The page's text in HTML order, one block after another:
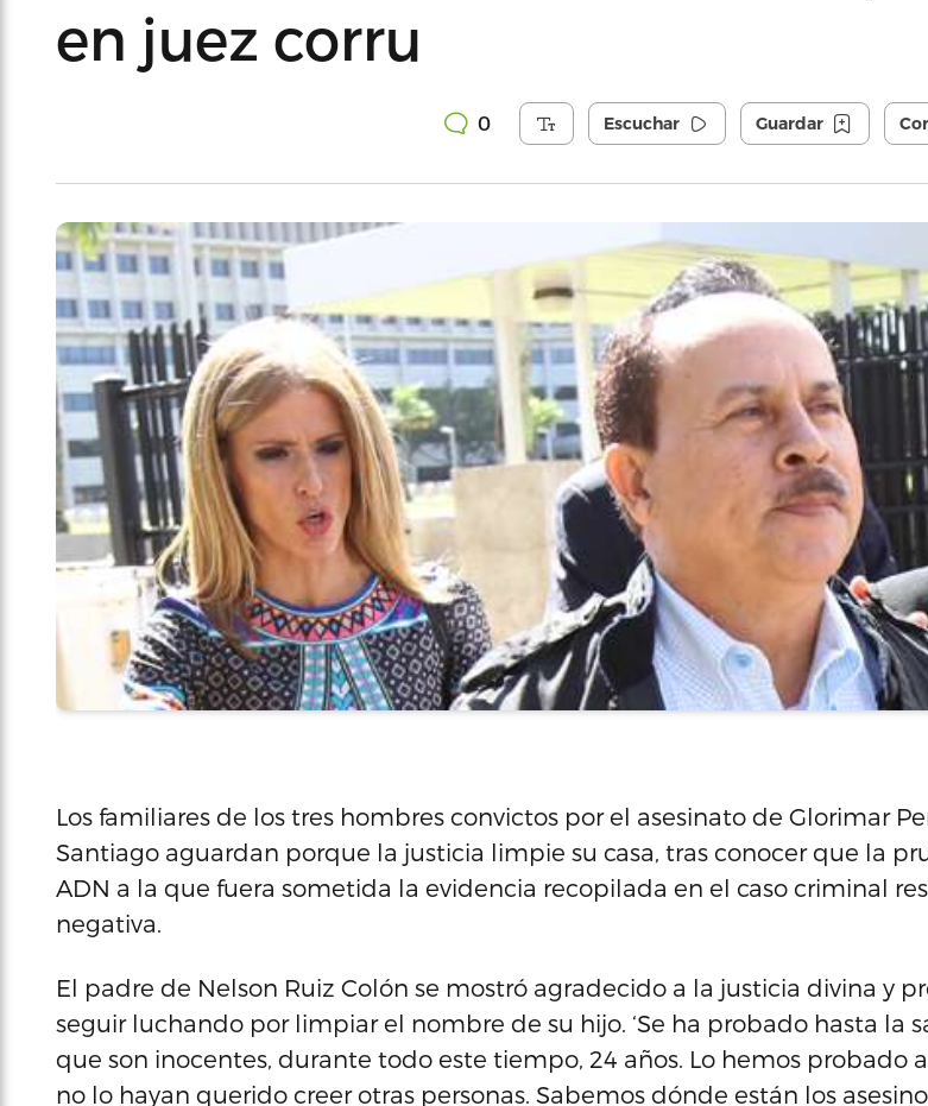
en juez corru
0 Escuchar Guardar
Los familiares de los tres hombres convictos por el asesinato de Glorimar
Santiago aguardan porque la justicia limpie su casa, tras conocer que la
ADN a la que fuera sometida la evidencia recopilada en el caso criminal
negativa.
El padre de Nelson Ruiz Colón se mostró agradecido a la justicia divina y
seguir luchando por limpiar el nombre de su hijo. ‘Se ha probado hasta la
que son inocentes, durante todo este tiempo, 24 años. Lo hemos probado
no lo hayan querido creer otras personas. Sabemos dónde están los